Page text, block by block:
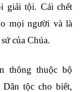
giải tội. Cái chết
mọi người và là
của Chúa.
thông thuộc bộ
tộc cho biết,